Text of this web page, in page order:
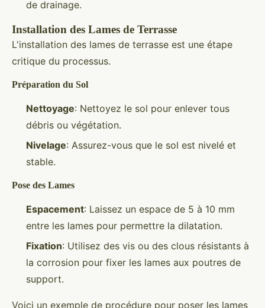
de drainage.
Installation des Lames de Terrasse
L'installation des lames de terrasse est une étape
critique du processus.
Préparation du Sol
Nettoyage: Nettoyez le sol pour enlever tous
débris ou végétation.
Nivelage: Assurez-vous que le sol est nivelé et
stable.
Pose des Lames
Espacement: Laissez un espace de 5 à 10 mm
entre les lames pour permettre la dilatation.
Fixation: Utilisez des vis ou des clous résistants à
la corrosion pour fixer les lames aux poutres de
support.
Voici un exemple de procédure pour poser les lames